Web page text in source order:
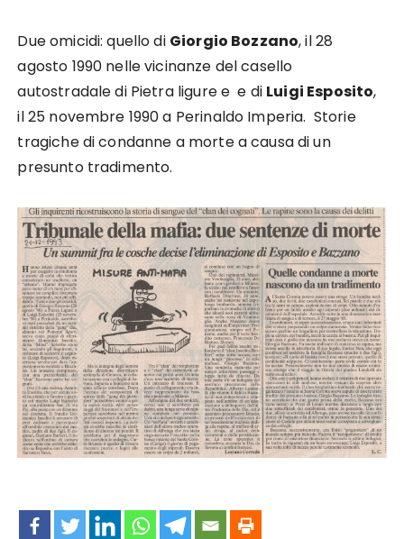
Due omicidi: quello di Giorgio Bozzano, il 28
agosto 1990 nelle vicinanze del casello
autostradale di Pietra ligure e e di Luigi Esposito,
il 25 novembre 1990 a Perinaldo Imperia. Storie
tragiche di condanne a morte a causa di un
presunto tradimento.